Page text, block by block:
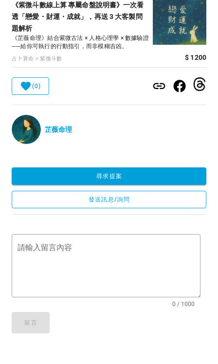
《紫微斗數線上算 專屬命盤說明書》一次看
透「戀愛・財運・成就」，再送 3 大客製問
題解析
《芷薇命理》結合紫微古法 × 人格心理學 × 數據驗證
──給你可執行的行動指引，而非模糊吉凶。
占卜算命 > 紫微斗數 $ 1200
(0)
芷薇命理
尋求提案
發送訊息/詢問
請輸入留言內容
0 / 1000
留言